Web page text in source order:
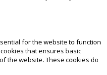
for the website to function
that ensures basic
the website. These cookies do